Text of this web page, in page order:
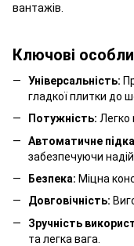
вантажів.
Ключові
Універсальність:
гладкої плитки до
Потужність: Легко
Автоматичне
забезпечуючи
Безпека: Міцна
Довговічність:
Зручність
та легка вага.